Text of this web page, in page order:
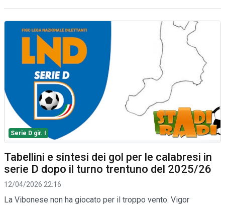
Serie D gir. I
Tabellini e sintesi dei gol per le calabresi in
serie D dopo il turno trentuno del 2025/26
12/04/2026 22:16
La Vibonese non ha giocato per il troppo vento. Vigor